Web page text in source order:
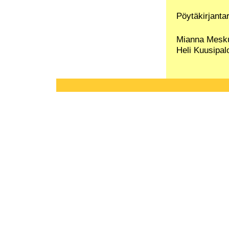
Mianna
Heli